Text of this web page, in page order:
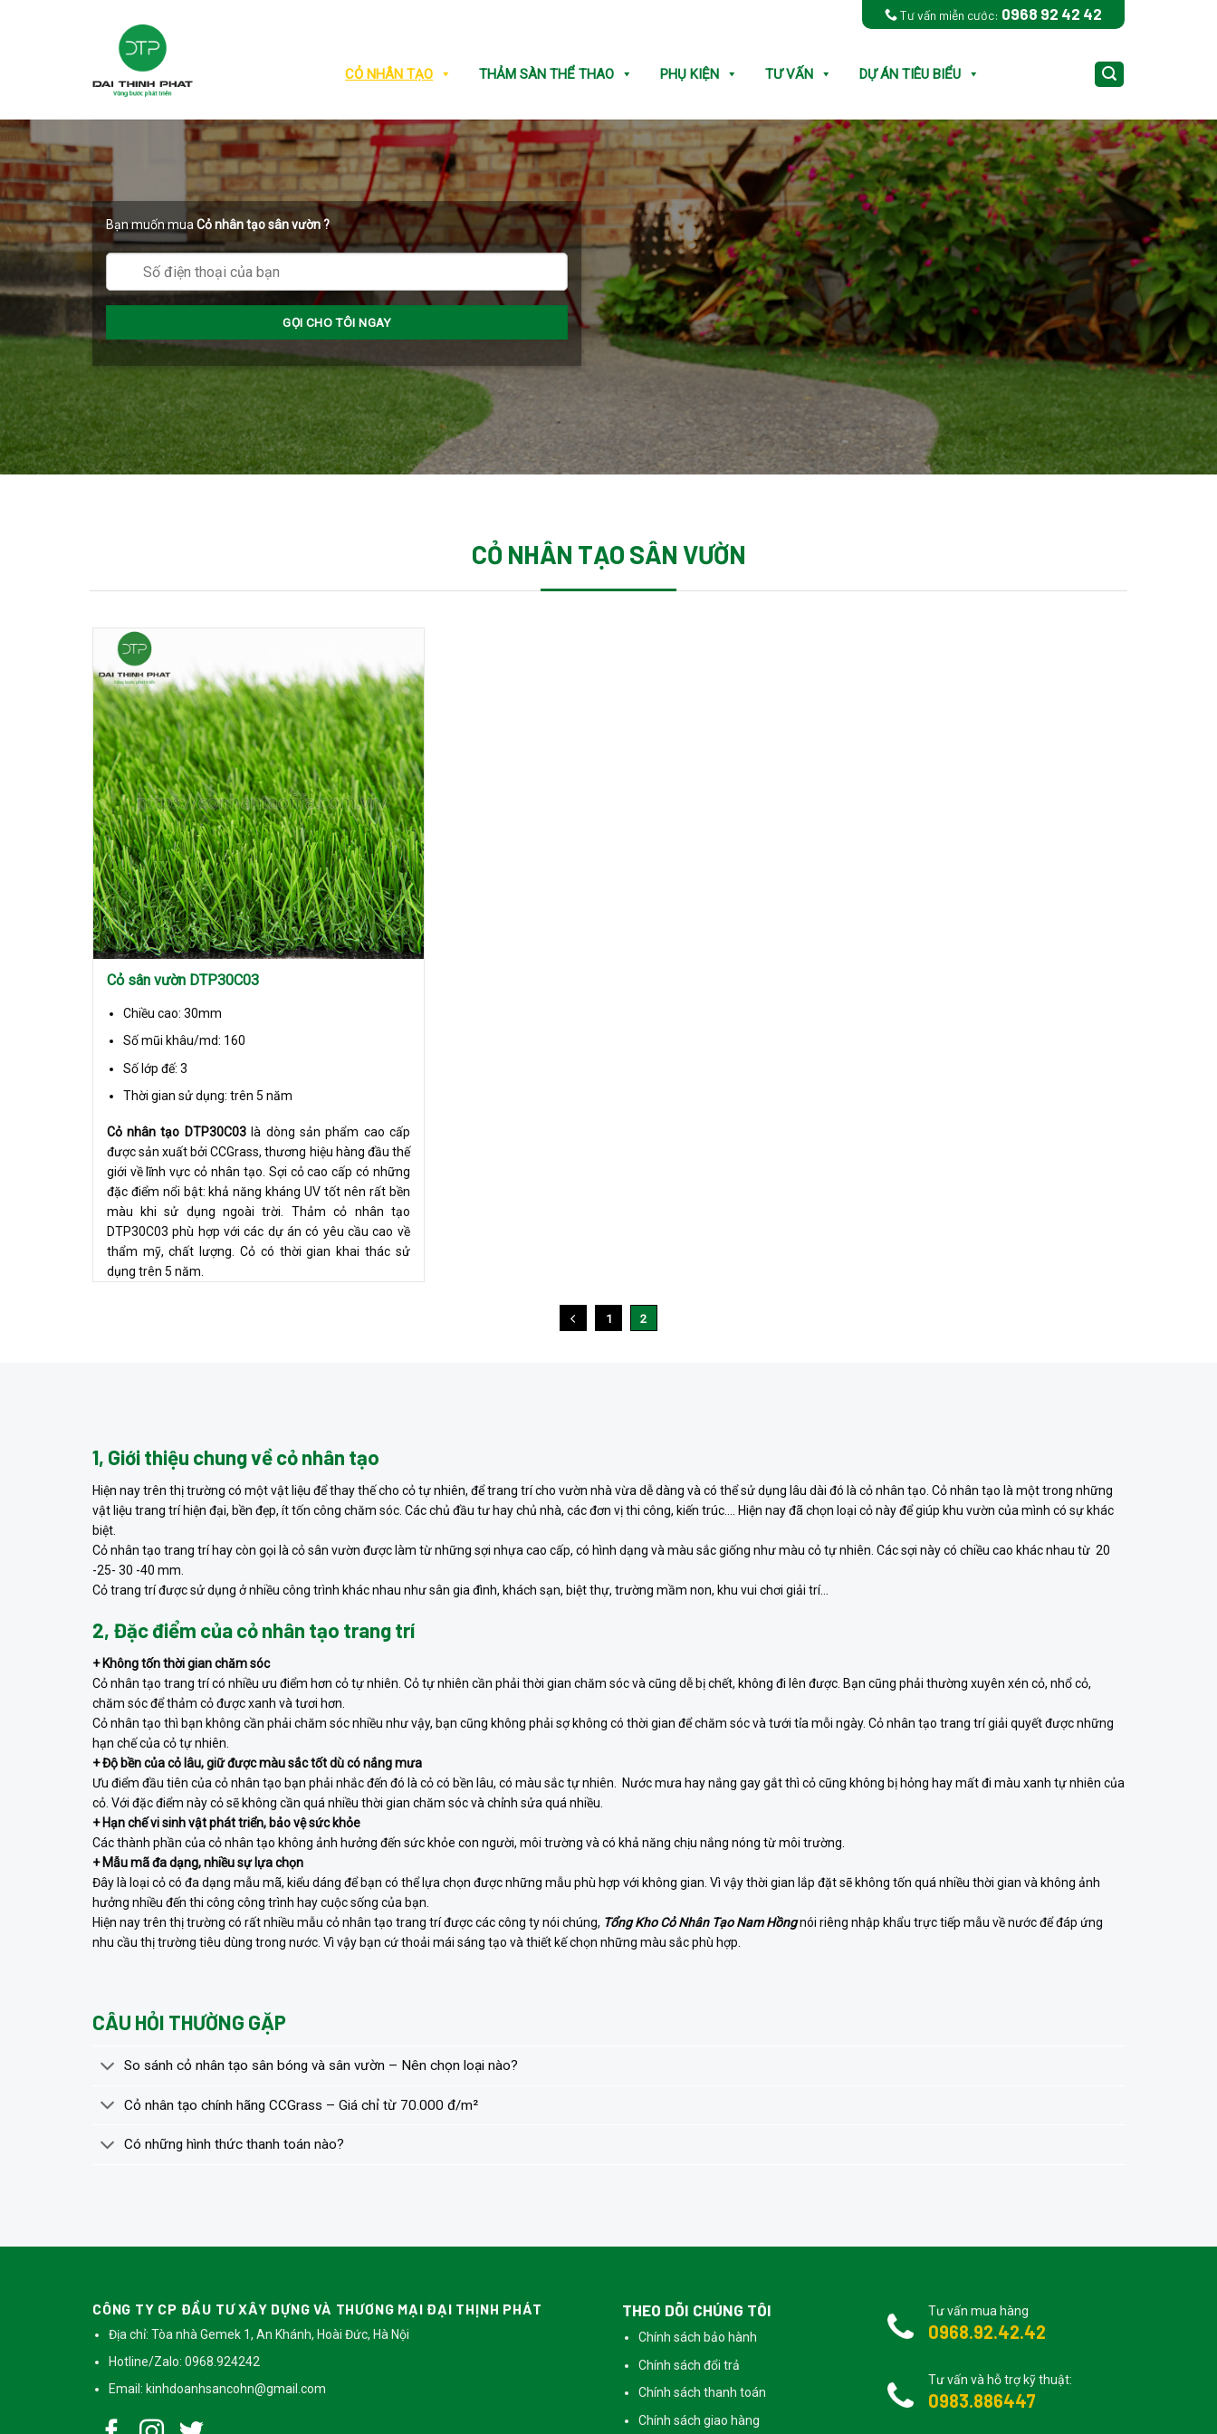
Tư vấn miễn cước: 0968 92 42 42
CỎ NHÂN TẠO THẢM SÀN THỂ THAO PHỤ KIỆN TƯ VẤN DỰ ÁN TIÊU BIỂU
Bạn muốn mua Cỏ nhân tạo sân vườn?
CỎ NHÂN TẠO SÂN VƯỜN
Cỏ sân vườn DTP30C03
Chiều cao: 30mm
Số mũi khâu/md: 160
Số lớp đế: 3
Thời gian sử dụng: trên 5 năm
Cỏ nhân tạo DTP30C03là dòng sản phẩm cao cấp
được sản xuất bởi CCGrass, thương hiệu hàng đầu thế
giới về lĩnh vực cỏ nhân tạo. Sợi cỏ cao cấp có những
đặc điểm nổi bật: khả năng kháng UV tốt nên rất bền
màu khi sử dụng ngoài trời. Thảm cỏ nhân tạo
DTP30C03 phù hợp với các dự án có yêu cầu cao về
thẩm mỹ, chất lượng. Cỏ có thời gian khai thác sử
dụng trên 5 năm.
1 2
1, Giới thiệu chung về cỏ nhân tạo
Hiện nay trên thị trường có một vật liệu để thay thế cho cỏ tự nhiên, để trang trí cho vườn nhà vừa dễ dàng và có thể sử dụng lâu dài đó là cỏ nhân tạo. Cỏ nhân tạo là một trong những
vật liệu trang trí hiện đại, bền đẹp, ít tốn công chăm sóc. Các chủ đầu tư hay chủ nhà, các đơn vị thi công, kiến trúc…. Hiện nay đã chọn loại cỏ này để giúp khu vườn của mình có sự khác
biệt.
Cỏ nhân tạo trang trí hay còn gọi là cỏ sân vườn được làm từ những sợi nhựa cao cấp, có hình dạng và màu sắc giống như màu cỏ tự nhiên. Các sợi này có chiều cao khác nhau từ 20
-25- 30 -40 mm.
Cỏ trang trí được sử dụng ở nhiều công trình khác nhau như sân gia đình, khách sạn, biệt thự, trường mầm non, khu vui chơi giải trí…
2, Đặc điểm của cỏ nhân tạo trang trí
+ Không tốn thời gian chăm sóc
Cỏ nhân tạo trang trí có nhiều ưu điểm hơn cỏ tự nhiên. Cỏ tự nhiên cần phải thời gian chăm sóc và cũng dễ bị chết, không đi lên được. Bạn cũng phải thường xuyên xén cỏ, nhổ cỏ,
chăm sóc để thảm cỏ được xanh và tươi hơn.
Cỏ nhân tạo thì bạn không cần phải chăm sóc nhiều như vậy, bạn cũng không phải sợ không có thời gian để chăm sóc và tưới tỉa mỗi ngày. Cỏ nhân tạo trang trí giải quyết được những
hạn chế của cỏ tự nhiên.
+ Độ bền của cỏ lâu, giữ được màu sắc tốt dù có nắng mưa
Ưu điểm đầu tiên của cỏ nhân tạo bạn phải nhắc đến đó là cỏ có bền lâu, có màu sắc tự nhiên. Nước mưa hay nắng gay gắt thì cỏ cũng không bị hỏng hay mất đi màu xanh tự nhiên của
cỏ. Với đặc điểm này cỏ sẽ không cần quá nhiều thời gian chăm sóc và chỉnh sửa quá nhiều.
+ Hạn chế vi sinh vật phát triển, bảo vệ sức khỏe
Các thành phần của cỏ nhân tạo không ảnh hưởng đến sức khỏe con người, môi trường và có khả năng chịu nắng nóng từ môi trường.
+ Mẫu mã đa dạng, nhiều sự lựa chọn
Đây là loại cỏ có đa dạng mẫu mã, kiểu dáng để bạn có thể lựa chọn được những mẫu phù hợp với không gian. Vì vậy thời gian lắp đặt sẽ không tốn quá nhiều thời gian và không ảnh
hưởng nhiều đến thi công công trình hay cuộc sống của bạn.
Hiện nay trên thị trường có rất nhiều mẫu cỏ nhân tạo trang trí được các công ty nói chúng, Tổng Kho Cỏ Nhân Tạo Nam Hồngnói riêng nhập khẩu trực tiếp mẫu về nước để đáp ứng
nhu cầu thị trường tiêu dùng trong nước. Vì vậy bạn cứ thoải mái sáng tạo và thiết kế chọn những màu sắc phù hợp.
CÂU HỎI THƯỜNG GẶP
So sánh cỏ nhân tạo sân bóng và sân vườn – Nên chọn loại nào?
Cỏ nhân tạo chính hãng CCGrass – Giá chỉ từ 70.000 đ/m²
Có những hình thức thanh toán nào?
CÔNG TY CP ĐẦU TƯ XÂY DỰNG VÀ THƯƠNG MẠI ĐẠI THỊNH PHÁT
Địa chỉ: Tòa nhà Gemek 1, An Khánh, Hoài Đức, Hà Nội
Hotline/Zalo: 0968.924242
Email: kinhdoanhsancohn@gmail.com
THEO DÕI CHÚNG TÔI
Chính sách bảo hành
Chính sách đổi trả
Chính sách thanh toán
Chính sách giao hàng
Tư vấn mua hàng
0968.92.42.42
Tư vấn và hỗ trợ kỹ thuật:
0983.886447